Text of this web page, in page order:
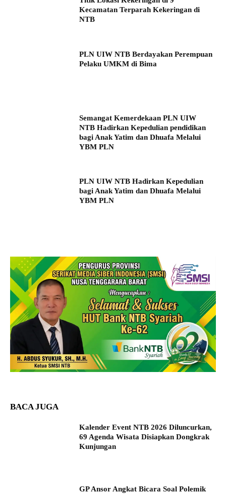
Kecamatan Terparah Kekeringan di
NTB
PLN UIW NTB Berdayakan Perempuan
Pelaku UMKM di Bima
Semangat Kemerdekaan PLN UIW
NTB Hadirkan Kepedulian pendidikan
bagi Anak Yatim dan Dhuafa Melalui
YBM PLN
PLN UIW NTB Hadirkan Kepedulian
bagi Anak Yatim dan Dhuafa Melalui
YBM PLN
BACA JUGA
Kalender Event NTB 2026 Diluncurkan,
69 Agenda Wisata Disiapkan Dongkrak
Kunjungan
GP Ansor Angkat Bicara Soal Polemik